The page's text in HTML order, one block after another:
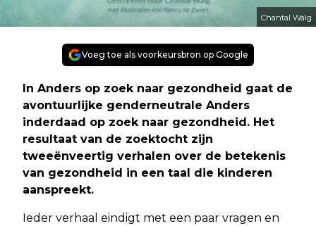
Chantal Walg
Voeg toe als voorkeursbron op Google
In Anders op zoek naar gezondheid gaat de
avontuurlijke genderneutrale Anders
inderdaad op zoek naar gezondheid. Het
resultaat van de zoektocht zijn
tweeënveertig verhalen over de betekenis
van gezondheid in een taal die kinderen
aanspreekt.
Ieder verhaal eindigt met een paar vragen en